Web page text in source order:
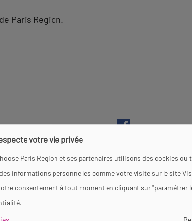
de Paris Region.
votre vie privée
Paris Region et ses partenaires utilisons des cookies
informations personnelles comme votre visite sur le site
consentement à tout moment en cliquant sur "paramétrer